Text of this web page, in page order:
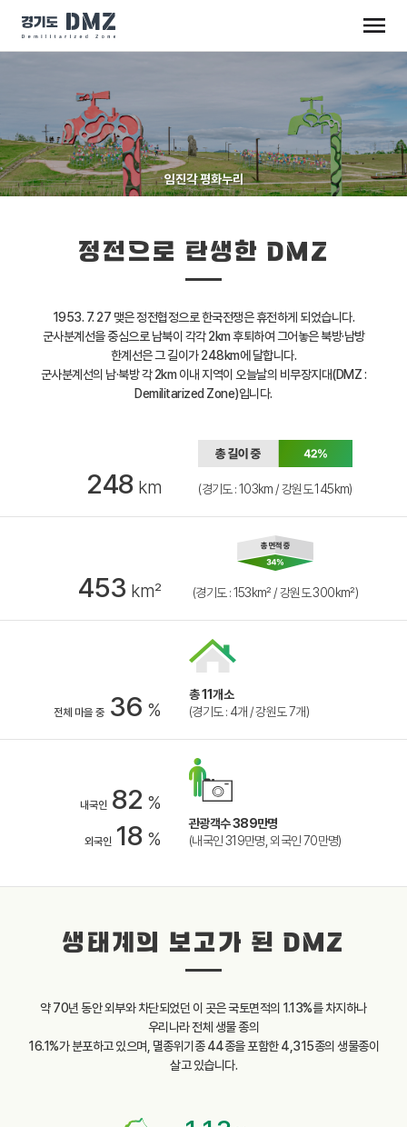
임진각 평화누리
정전으로 탄생한 DMZ
1953. 7. 27 맺은 정전협정으로 한국전쟁은 휴전하게 되었습니다.
군사분계선을 중심으로 남북이 각각 2km 후퇴하여 그어놓은 북방·남방
한계선은 그 길이가 248km에 달합니다.
군사분계선의 남·북방 각 2km 이내 지역이 오늘날의 비무장지대(DMZ :
Demilitarized Zone)입니다.
248 km (경기도 : 103km / 강원도 145km)
453 km² (경기도 : 153km² / 강원도 300km²)
전체 마을 중 36 %
총 11개소
(경기도 : 4개 / 강원도 7개)
내국인 82 %
외국인 18 %
관광객수 389만명
(내국인 319만명, 외국인 70만명)
생태계의 보고가 된 DMZ
약 70년 동안 외부와 차단되었던 이 곳은 국토면적의 1.13%를 차지하나
우리나라 전체 생물 종의
16.1%가 분포하고 있으며, 멸종위기종 44종을 포함한 4,315종의 생물종이
살고 있습니다.